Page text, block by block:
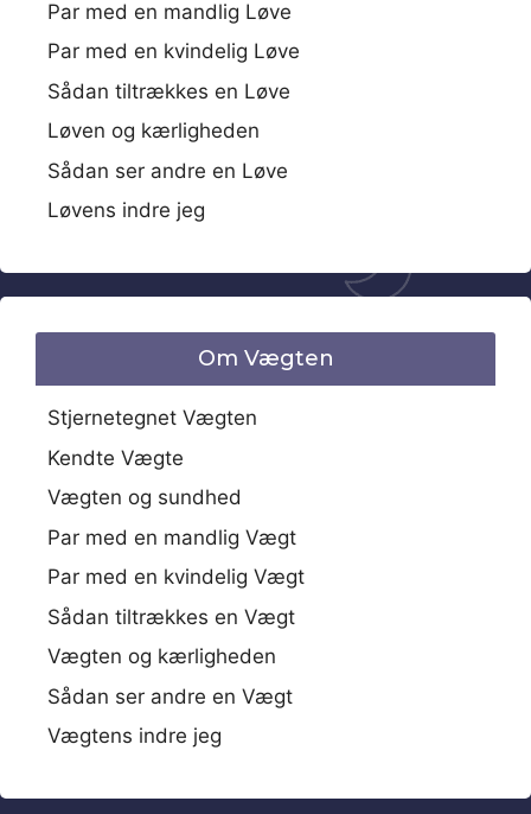
Par med en mandlig Løve
Par med en kvindelig Løve
Sådan tiltrækkes en Løve
Løven og kærligheden
Sådan ser andre en Løve
Løvens indre jeg
Om Vægten
Stjernetegnet Vægten
Kendte Vægte
Vægten og sundhed
Par med en mandlig Vægt
Par med en kvindelig Vægt
Sådan tiltrækkes en Vægt
Vægten og kærligheden
Sådan ser andre en Vægt
Vægtens indre jeg